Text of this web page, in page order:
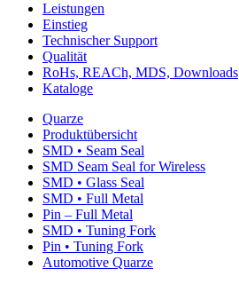
Leistungen
Einstieg
Technischer Support
Qualität
RoHs, REACh, MDS, Downloads
Kataloge
Quarze
Produktübersicht
SMD • Seam Seal
SMD Seam Seal for Wireless
SMD • Glass Seal
SMD • Full Metal
Pin – Full Metal
SMD • Tuning Fork
Pin • Tuning Fork
Automotive Quarze